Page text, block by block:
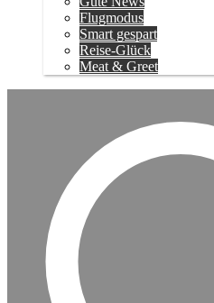
Flugmodus
Smart gespart
Reise-Glück
Meat & Greet